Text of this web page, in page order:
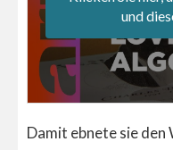
und
Damit ebnete sie